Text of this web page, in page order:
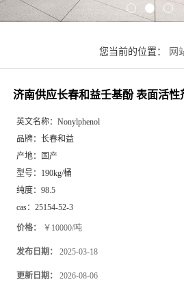
您当前的位置： 网
济南供应长春和益壬基酚 表面活性
英文名称： Nonylphenol
品牌： 长春和益
产地：
国产
型号： 190kg/桶
纯度： 98.5
cas： 25154-52-3
价格： ￥10000/吨
发布日期： 2025-03-18
更新日期： 2026-08-06